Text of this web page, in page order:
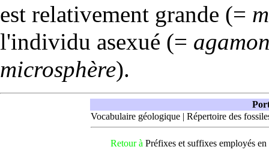
est relativement grande (=
l'individu asexué (=
microsphère).
Vocabulaire géologique | Répertoire des
Retour à Préfixes et suffixes employés